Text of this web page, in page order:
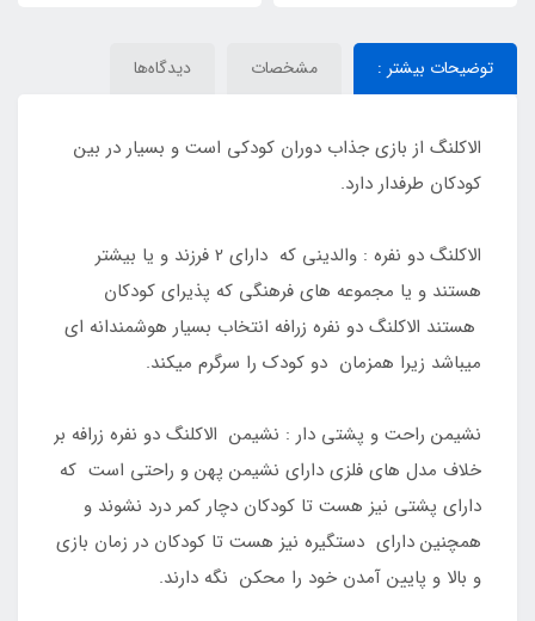
توضیحات بیشتر : مشخصات دیدگاه‌ها
الاکلنگ از بازی جذاب دوران کودکی است و بسیار در بین
کودکان طرفدار دارد.
الاکلنگ دو نفره : والدینی که دارای 2 فرزند و یا بیشتر
هستند و یا مجموعه های فرهنگی که پذیرای کودکان
هستند الاکلنگ دو نفره زرافه انتخاب بسیار هوشمندانه ای
میباشد زیرا همزمان دو کودک را سرگرم میکند.
نشیمن راحت و پشتی دار : نشیمن الاکلنگ دو نفره زرافه بر
خلاف مدل های فلزی دارای نشیمن پهن و راحتی است که
دارای پشتی نیز هست تا کودکان دچار کمر درد نشوند و
همچنین دارای دستگیره نیز هست تا کودکان در زمان بازی
و بالا و پایین آمدن خود را محکن نگه دارند.